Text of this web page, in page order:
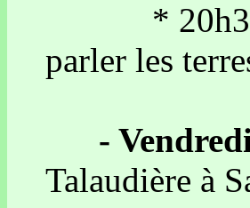
* 20h30
parler les
-
Talaudière à